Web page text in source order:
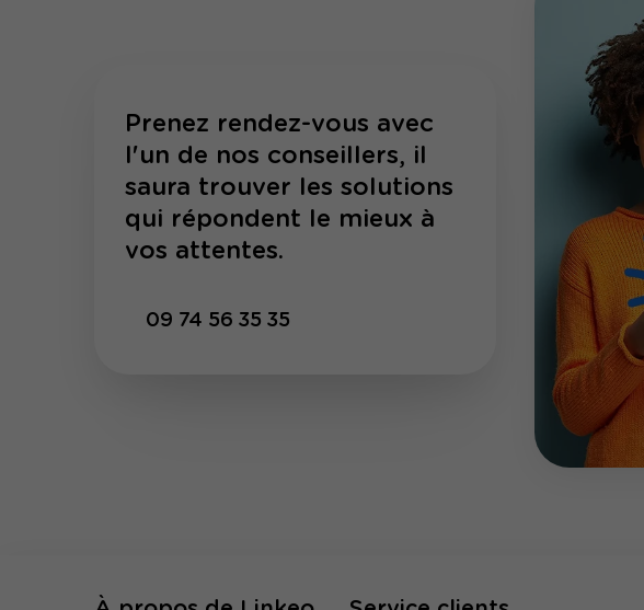
Prenez rendez-vous avec
l'un de nos conseillers, il
saura trouver les solutions
qui répondent le mieux à
vos attentes.
09 74 56 35 35